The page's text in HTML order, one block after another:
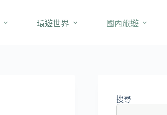
環遊世界 國內旅遊
搜尋